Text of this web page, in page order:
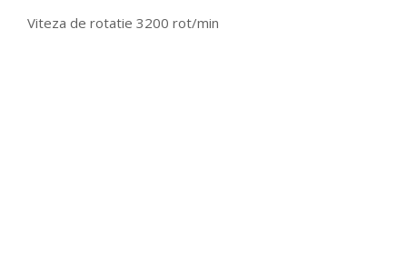
Viteza de rotatie 3200 rot/min